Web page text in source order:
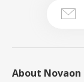
About Novaon